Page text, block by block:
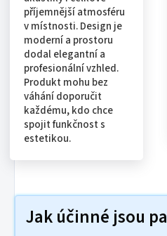
příjemnější atmosféru
v místnosti. Design je
moderní a prostoru
dodal elegantní a
profesionální vzhled.
Produkt mohu bez
váhání doporučit
každému, kdo chce
spojit funkčnost s
estetikou.
Jak účinné jsou